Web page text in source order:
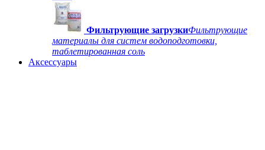
Фильтрующие загрузкиФильтрующие
материалы для систем водоподготовки,
таблетированная соль
Аксессуары